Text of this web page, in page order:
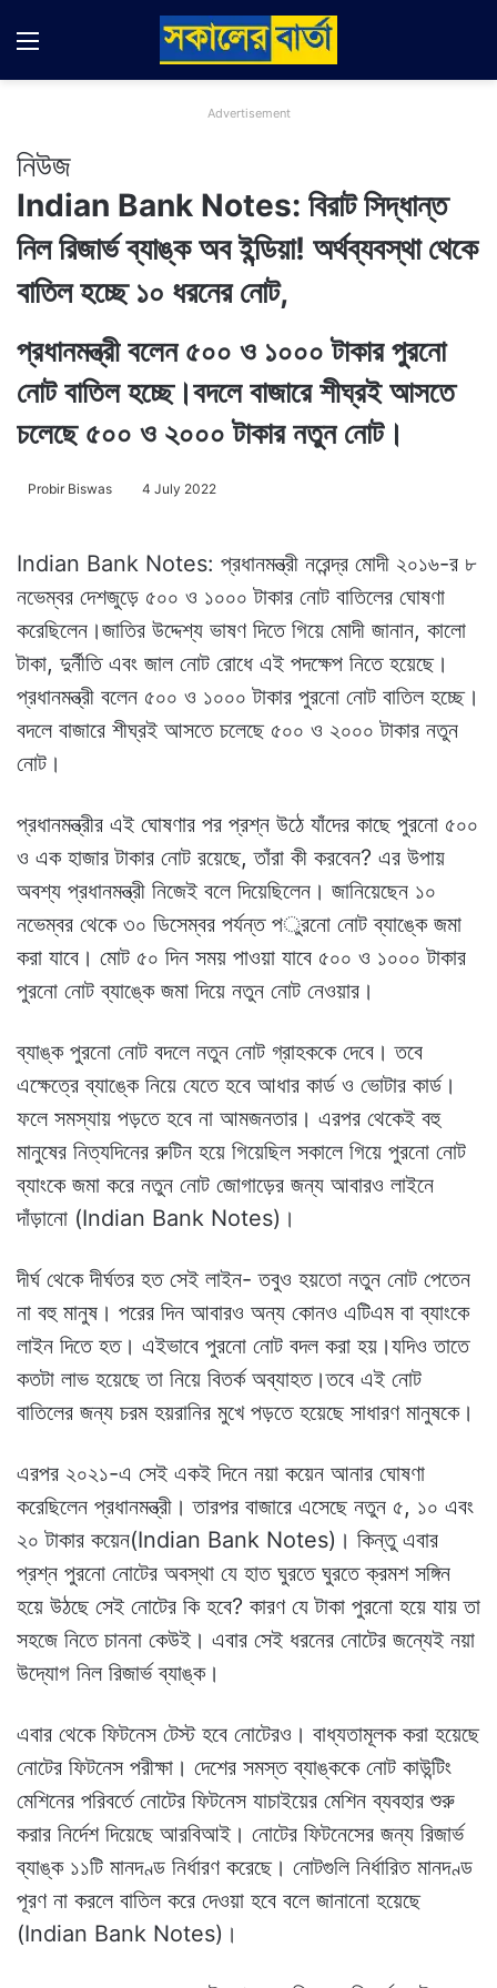
Menu
Advertisement
নিউজ
Indian Bank Notes: বিরাট সিদ্ধান্ত
নিল রিজার্ভ ব্যাঙ্ক অব ইন্ডিয়া! অর্থব্যবস্থা থেকে
বাতিল হচ্ছে ১০ ধরনের নোট,
প্রধানমন্ত্রী বলেন ৫০০ ও ১০০০ টাকার পুরনো
নোট বাতিল হচ্ছে।বদলে বাজারে শীঘ্রই আসতে
চলেছে ৫০০ ও ২০০০ টাকার নতুন নোট।
Probir Biswas 4 July 2022
Indian Bank Notes: প্রধানমন্ত্রী নরেন্দ্র মোদী ২০১৬-র ৮
নভেম্বর দেশজুড়ে ৫০০ ও ১০০০ টাকার নোট বাতিলের ঘোষণা
করেছিলেন।জাতির উদ্দেশ্য ভাষণ দিতে গিয়ে মোদী জানান, কালো
টাকা, দুর্নীতি এবং জাল নোট রোধে এই পদক্ষেপ নিতে হয়েছে।
প্রধানমন্ত্রী বলেন ৫০০ ও ১০০০ টাকার পুরনো নোট বাতিল হচ্ছে।
বদলে বাজারে শীঘ্রই আসতে চলেছে ৫০০ ও ২০০০ টাকার নতুন
নোট।
প্রধানমন্ত্রীর এই ঘোষণার পর প্রশ্ন উঠে যাঁদের কাছে পুরনো ৫০০
ও এক হাজার টাকার নোট রয়েছে, তাঁরা কী করবেন? এর উপায়
অবশ্য প্রধানমন্ত্রী নিজেই বলে দিয়েছিলেন। জানিয়েছেন ১০
নভেম্বর থেকে ৩০ ডিসেম্বর পর্যন্ত পুরনো নোট ব্যাঙ্কে জমা
করা যাবে। মোট ৫০ দিন সময় পাওয়া যাবে ৫০০ ও ১০০০ টাকার
পুরনো নোট ব্যাঙ্কে জমা দিয়ে নতুন নোট নেওয়ার।
ব্যাঙ্ক পুরনো নোট বদলে নতুন নোট গ্রাহককে দেবে। তবে
এক্ষেত্রে ব্যাঙ্কে নিয়ে যেতে হবে আধার কার্ড ও ভোটার কার্ড।
ফলে সমস্যায় পড়তে হবে না আমজনতার। এরপর থেকেই বহু
মানুষের নিত্যদিনের রুটিন হয়ে গিয়েছিল সকালে গিয়ে পুরনো নোট
ব্যাংকে জমা করে নতুন নোট জোগাড়ের জন্য আবারও লাইনে
দাঁড়ানো (Indian Bank Notes)।
দীর্ঘ থেকে দীর্ঘতর হত সেই লাইন- তবুও হয়তো নতুন নোট পেতেন
না বহু মানুষ। পরের দিন আবারও অন্য কোনও এটিএম বা ব্যাংকে
লাইন দিতে হত। এইভাবে পুরনো নোট বদল করা হয়।যদিও তাতে
কতটা লাভ হয়েছে তা নিয়ে বিতর্ক অব্যাহত।তবে এই নোট
বাতিলের জন্য চরম হয়রানির মুখে পড়তে হয়েছে সাধারণ মানুষকে।
এরপর ২০২১-এ সেই একই দিনে নয়া কয়েন আনার ঘোষণা
করেছিলেন প্রধানমন্ত্রী। তারপর বাজারে এসেছে নতুন ৫, ১০ এবং
২০ টাকার কয়েন(Indian Bank Notes)। কিন্তু এবার
প্রশ্ন পুরনো নোটের অবস্থা যে হাত ঘুরতে ঘুরতে ক্রমশ সঙ্গিন
হয়ে উঠছে সেই নোটের কি হবে? কারণ যে টাকা পুরনো হয়ে যায় তা
সহজে নিতে চাননা কেউই। এবার সেই ধরনের নোটের জন্যেই নয়া
উদ্যোগ নিল রিজার্ভ ব্যাঙ্ক।
এবার থেকে ফিটনেস টেস্ট হবে নোটেরও। বাধ্যতামূলক করা হয়েছে
নোটের ফিটনেস পরীক্ষা। দেশের সমস্ত ব্যাঙ্ককে নোট কাউন্টিং
মেশিনের পরিবর্তে নোটের ফিটনেস যাচাইয়ের মেশিন ব্যবহার শুরু
করার নির্দেশ দিয়েছে আরবিআই। নোটের ফিটনেসের জন্য রিজার্ভ
ব্যাঙ্ক ১১টি মানদণ্ড নির্ধারণ করেছে। নোটগুলি নির্ধারিত মানদণ্ড
পূরণ না করলে বাতিল করে দেওয়া হবে বলে জানানো হয়েছে
(Indian Bank Notes)।